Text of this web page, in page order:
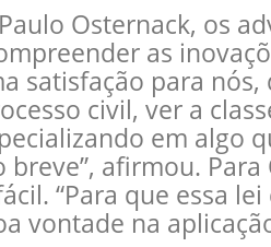
Osternack, os
as
satisfação para
civil, ver a
em algo
breve”, afirmou.
“Para que essa
vontade na